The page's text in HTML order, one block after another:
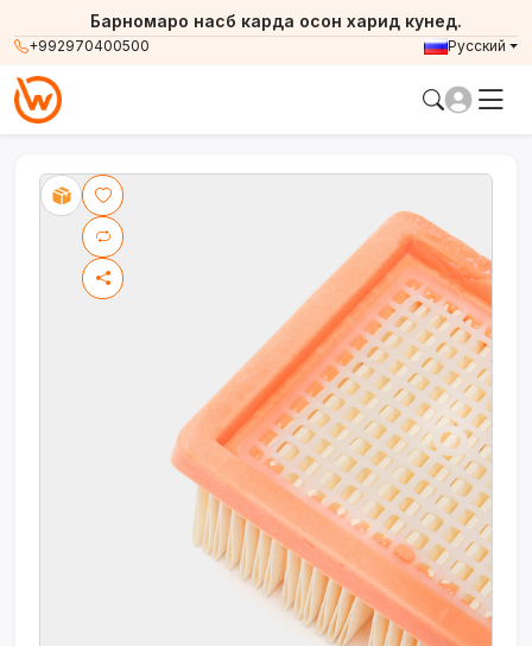
+992970400500
Барномаро насб карда осон харид кунед.
Русский